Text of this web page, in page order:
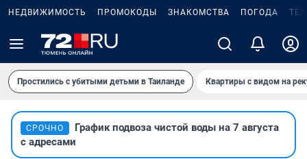
НЕДВИЖИМОСТЬ ПРОМОКОДЫ ЗНАКОМСТВА ПОГОДА
Простились с убитыми детьми в Таиланде Квартиры с видом на
СРОЧНО
График подвоза чистой воды на 7 августа
с адресами